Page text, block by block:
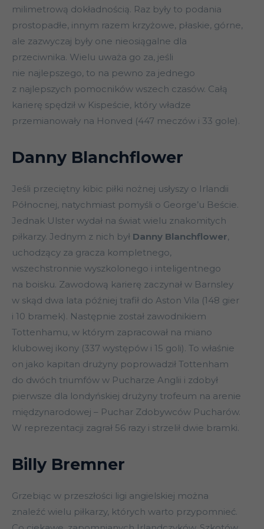
milimetrową dokładnością. Raz były to podania
prostopadłe, innym razem krzyżowe, płaskie, górne,
ale zazwyczaj były one nieosiągalne dla
przeciwnika. Wielu uważa go za, jeśli
nie najlepszego, to na pewno za jednego
z najlepszych pomocników wszech czasów. Całą
karierę spędził w Kispeście, który władze
przemianowały na Honved (447 meczów i 33 gole).
Danny Blanchflower
Jeśli przeciętny kibic piłki nożnej usłyszy o Irlandii
Północnej, natychmiast pomyśli o George’u Beście.
Jednak Ulster wydał na świat wielu znakomitych
piłkarzy. Jednym z nich był Danny Blanchflower,
uchodzący za gracza kompletnego,
wszechstronnie wyszkolonego i inteligentnego
na boisku. Zawodową karierę zaczynał w Barnsley
w skąd dwa lata później trafił do Aston Vila (148 gier
i 10 bramek). Następnie został zawodnikiem
Tottenhamu, w którym zapracował na miano
klubowej ikony (337 występów i 15 goli). To właśnie
on jako kapitan drużyny poprowadził Tottenham
do dwóch triumfów w Pucharze Anglii i zdobył
pierwsze dla londyńskiej drużyny trofeum na arenie
międzynarodowej – Puchar Zdobywców Pucharów.
W reprezentacji zagrał 56 razy i strzelił dwie bramki.
Billy Bremner
Grzebiąc w przeszłości ligi angielskiej można
znaleźć wielu piłkarzy, których warto przypomnieć.